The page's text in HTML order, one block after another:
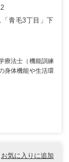
青毛3丁目」下
療法士（機能訓練
身体機能や生活環
お気に入りに追加